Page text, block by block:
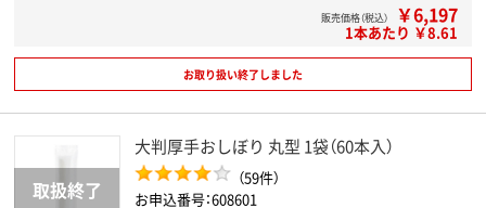
販売価格（税込） ￥6,197
1本あたり ￥8.61
お取り扱い終了しました
大判厚手おしぼり 丸型 1袋（60本入）
（59件）
お申込番号：608601